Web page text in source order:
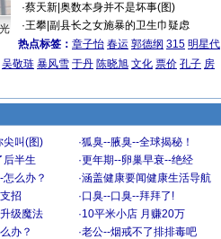
·蔡天新| 奥数本身并不是坏事(图)
·王攀| 副县长之女施暴的卫生巾疑虑
热点标签： 章子怡 春运 郭德纲 315 明星代
吴敬琏 暴风雪 于丹 陈晓旭 文化 票价 孔子 房
尖叫(图) ·狐臭--腋臭--全球揭秘！
后半生 ·更年期--卵巢早衰--绝经
么办？ ·涵盖健康要闻健康生活导航
招 ·口臭--口臭--拜拜了!
级魔法 ·10平米小店 月赚20万
办？ ·老公--烟戒不了排排毒吧